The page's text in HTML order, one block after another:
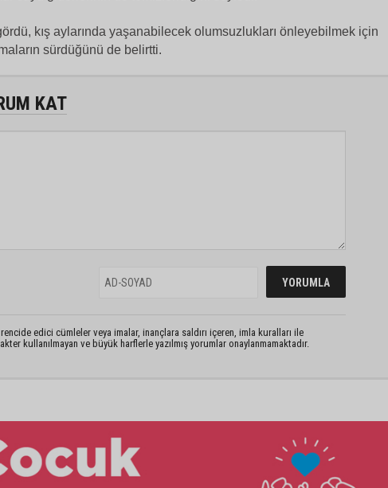
kış aylarında yaşanabilecek olumsuzlukları önleyebilmek için
sürdüğünü de belirtti.
KAT
edici cümleler veya imalar, inançlara saldırı içeren, imla kuralları ile
kullanılmayan ve büyük harflerle yazılmış yorumlar onaylanmamaktadır.